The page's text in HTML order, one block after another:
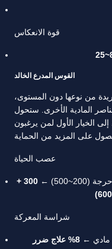
قوة الانعكاس
القوس المدرع الخالد
من نوعها دون المستوى،
المادية الأخرى. ستحول
الخيار الأول لمن يرغبون
عصب الحياة
300 +
شراسة المعركة
8% علاج ضرر